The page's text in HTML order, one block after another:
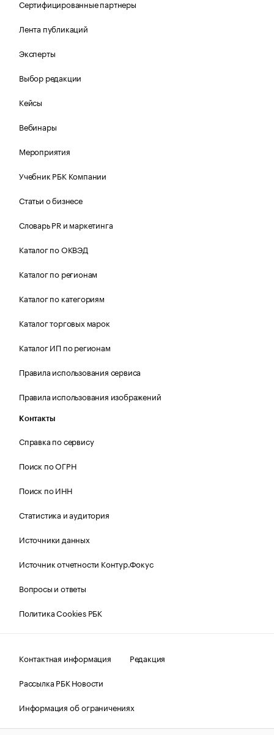
Сертифицированные партнеры
Лента публикаций
Эксперты
Выбор редакции
Кейсы
Вебинары
Мероприятия
Учебник РБК Компании
Статьи о бизнесе
Словарь PR и маркетинга
Каталог по ОКВЭД
Каталог по регионам
Каталог по категориям
Каталог торговых марок
Каталог ИП по регионам
Правила использования сервиса
Правила использования изображений
Контакты
Справка по сервису
Поиск по ОГРН
Поиск по ИНН
Статистика и аудитория
Источники данных
Источник отчетности Контур.Фокус
Вопросы и ответы
Политика Cookies РБК
Контактная информация
Редакция
Рассылка РБК Новости
Информация об ограничениях
Правовая информация
О соблюдении авторских прав